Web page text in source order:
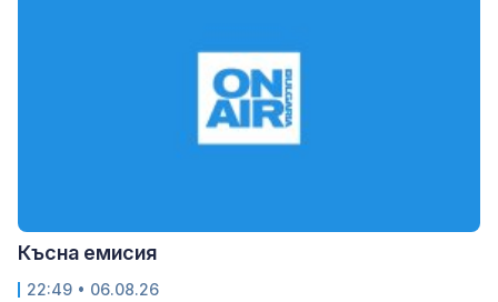
Късна емисия
22:49 • 06.08.26